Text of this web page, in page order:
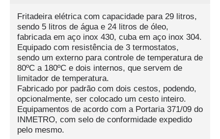
Fritadeira elétrica com capacidade para 29 litros,
sendo 5 litros de água e 24 litros de óleo,
fabricada em aço inox 430, cuba em aço inox 304.
Equipado com resistência de 3 termostatos,
sendo um externo para controle de temperatura de
80ºC a 180ºC e dois internos, que servem de
limitador de temperatura.
Fabricado por padrão com dois cestos, podendo,
opcionalmente, ser colocado um cesto inteiro.
Equipamentos de acordo com a Portaria 371/09 do
INMETRO, com selo de conformidade expedido
pelo mesmo.